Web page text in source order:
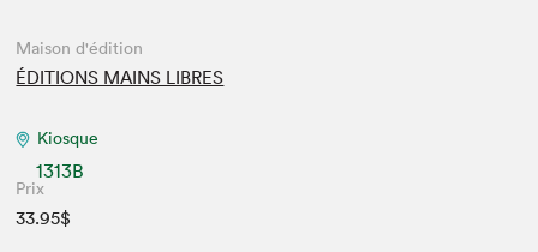
Maison d'édition
ÉDITIONS MAINS LIBRES
Kiosque
1313B
Prix
33.95$